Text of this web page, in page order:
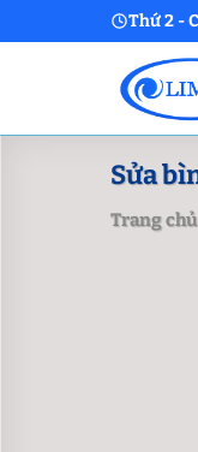
to
Thứ 2 -
Sửa
Trang chủ